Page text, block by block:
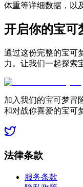
体重等详细数据，以
开启你的宝可
通过这份完整的宝可
力。让我们一起探索
加入我们的宝可梦冒
和对战你喜爱的宝可
法律条款
服务条款